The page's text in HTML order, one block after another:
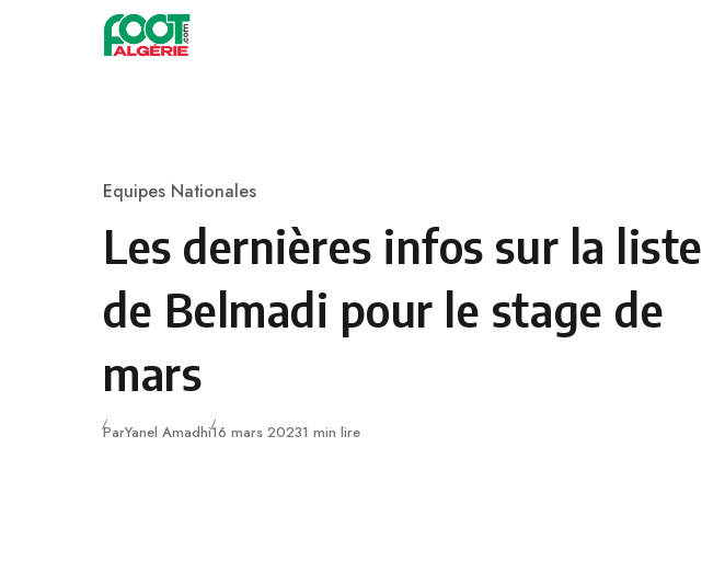
Skip to content
Category
Equipes Nationales
Les dernières infos sur la liste
de Belmadi pour le stage de
mars
ParYanel AmadhiPublié
16 mars 20231 min lire